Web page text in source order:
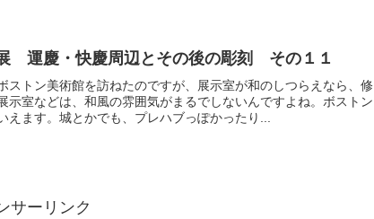
運慶・快慶周辺とその後の彫刻 その１１
ストン美術館を訪ねたのですが、展示室が和のしつらえなら、修
示室などは、和風の雰囲気がまるでしないんですよね。ボストン
えます。城とかでも、プレハブっぽかったり...
サーリンク